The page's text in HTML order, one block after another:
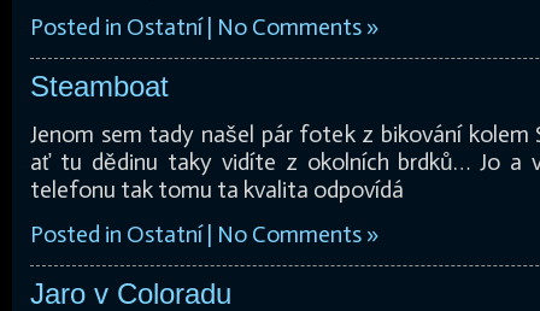
Posted in Ostatní| No Comments »
Steamboat
Jenom sem tady našel pár fotek z bikování kolem
ať tu dědinu taky vidíte z okolních brdků… Jo a
telefonu tak tomu ta kvalita odpovídá
Posted in Ostatní| No Comments »
Jaro v Coloradu